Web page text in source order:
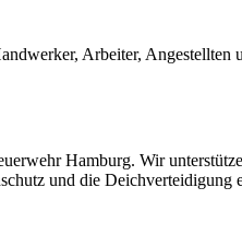
Arbeiter,
Hamburg. Wir
und die Deichverteidigung